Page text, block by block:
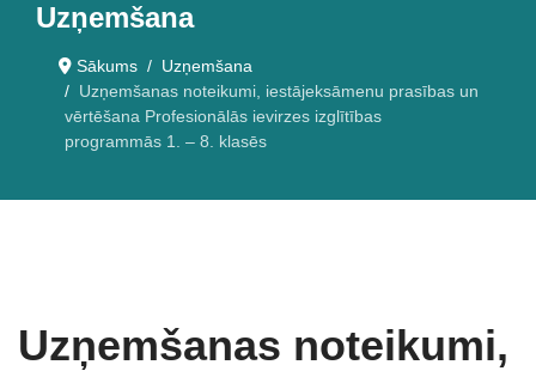
Uzņemšana
Sākums
Uzņemšana
Uzņemšanas noteikumi, iestājeksāmenu prasības un
vērtēšana Profesionālās ievirzes izglītības
programmās 1. – 8. klasēs
Uzņemšanas noteikumi,